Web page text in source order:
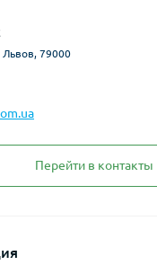
79000
Перейти в контакты